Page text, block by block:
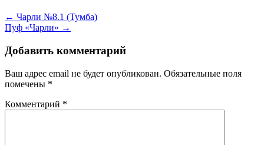
Навигация
по
записям
← Чарли №8.1 (Тумба)
Пуф «Чарли» →
Добавить комментарий
Ваш адрес email не будет опубликован. Обязательные поля
помечены *
Комментарий *